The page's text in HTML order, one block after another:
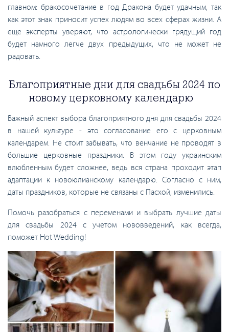
главном: бракосочетание в год Дракона будет удачным, так
как этот знак приносит успех людям во всех сферах жизни. А
еще эксперты уверяют, что астрологически грядущий год
будет намного легче двух предыдущих, что не может не
радовать.
Благоприятные дни для свадьбы 2024 по
новому церковному календарю
Важный аспект выбора благоприятного дня для свадьбы 2024
в нашей культуре - это согласование его с церковным
календарем. Не стоит забывать, что венчание не проводят в
большие церковные праздники. В этом году украинским
влюбленным будет сложнее, ведь вся страна проходит этап
адаптации к новоюлианскому календарю. Согласно с ним,
даты праздников, которые не связаны с Пасхой, изменились.
Помочь разобраться с переменами и выбрать лучшие даты
для свадьбы 2024 с учетом нововведений, как всегда,
поможет Hot Wedding!